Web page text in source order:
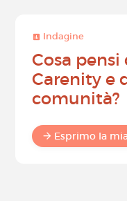
Indagine
Cosa
Carenity e
comunità?
Esprimo la